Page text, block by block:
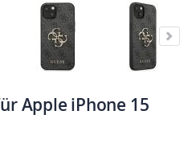
Apple iPhone 15